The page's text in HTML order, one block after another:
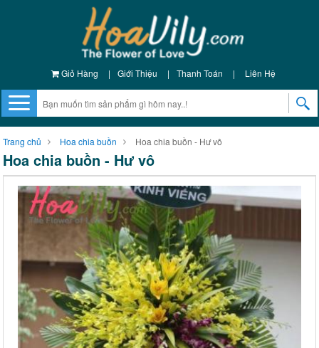
Giỏ Hàng | Giới Thiệu | Thanh Toán | Liên Hệ
Trang chủ Hoa chia buồn Hoa chia buồn - Hư vô
Hoa chia buồn - Hư vô